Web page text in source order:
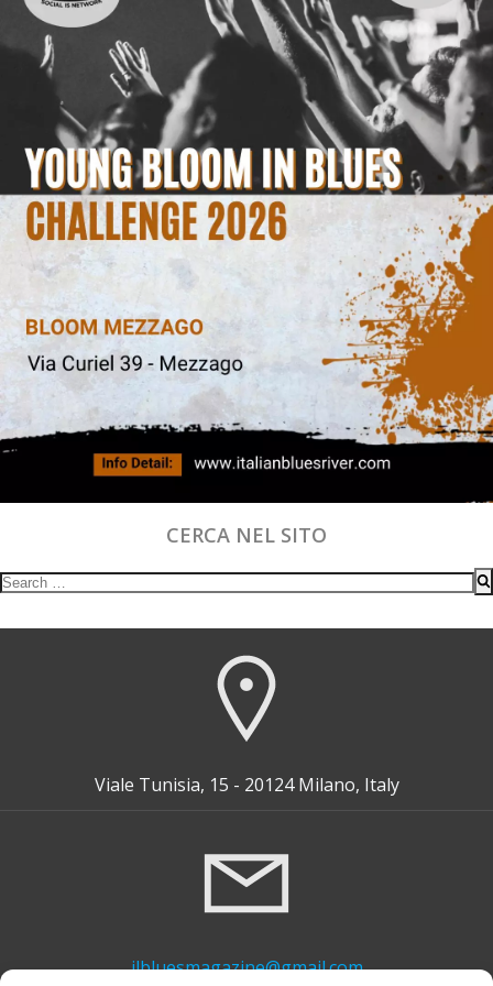
CERCA NEL SITO
Search
Viale Tunisia, 15 - 20124 Milano, Italy
ilbluesmagazine@gmail.com